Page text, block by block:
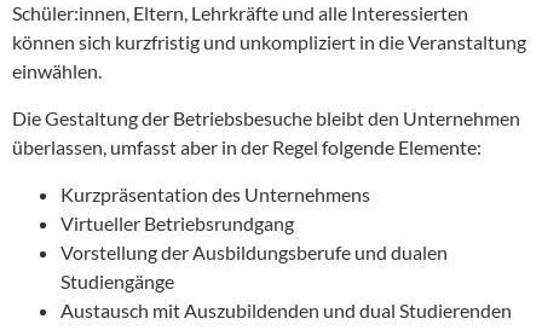
Schüler:innen, Eltern, Lehrkräfte und alle Interessierten
können sich kurzfristig und unkompliziert in die Veranstaltung
einwählen.
Die Gestaltung der Betriebsbesuche bleibt den Unternehmen
überlassen, umfasst aber in der Regel folgende Elemente:
Kurzpräsentation des Unternehmens
Virtueller Betriebsrundgang
Vorstellung der Ausbildungsberufe und dualen
Studiengänge
Austausch mit Auszubildenden und dual Studierenden